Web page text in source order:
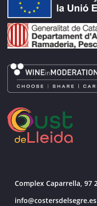
Complex Caparrella, 97
info@costersdelsegre.es